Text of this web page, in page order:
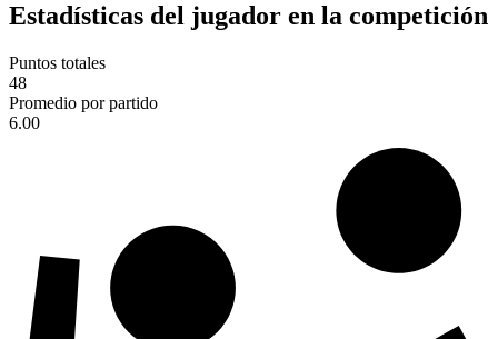
Estadísticas del jugador en la competición
Puntos totales
48
Promedio por partido
6.00